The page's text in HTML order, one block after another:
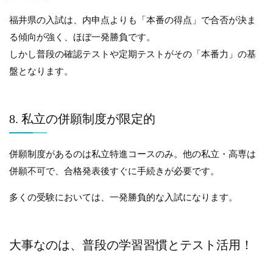
福井県の入試は、内申点よりも「本番の得点」で合否が決ま
る傾向が強く、ほぼ一発勝負です。
しかし普段の確認テストや定期テストがその「本番力」の基
盤となります。
8. 私立の併願制度が限定的
併願制度があるのは私立特進コースのみ。他の私立・高専は
併願不可で、合格発表後すぐに手続きが必要です。
多くの受験においては、一発勝負的な入試になります。
大事なのは、普段の学習習慣とテスト活用！